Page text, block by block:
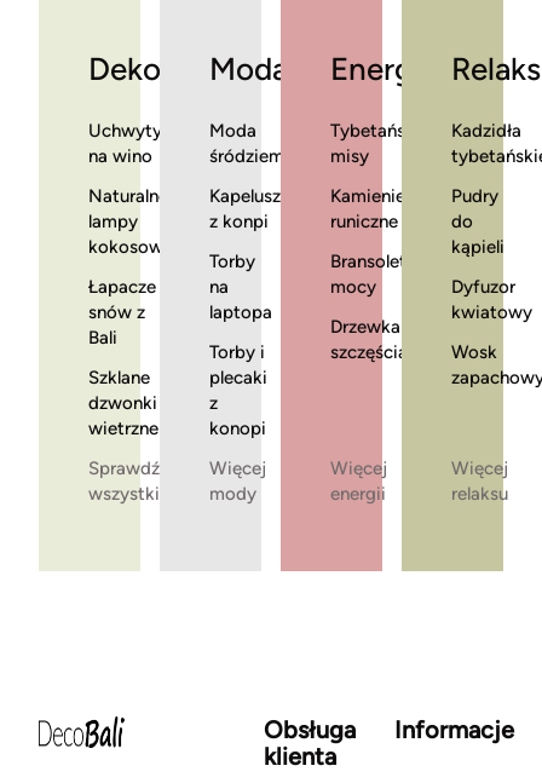
Dekoracje
Uchwyty
na wino
Naturalne
lampy
kokosowe
Łapacze
snów z
Bali
Szklane
dzwonki
wietrzne
Sprawdź
wszystkie
Moda
Moda
śródziemnomorska
Kapelusze
z konpi
Torby
na
laptopa
Torby i
plecaki
z
konopi
Więcej
mody
Energia
Tybetańskie
misy
Kamienie
runiczne
Bransoletki
mocy
Drzewka
szczęścia
Więcej
energii
Relaks
Kadzidła
Pudry
do
kąpieli
Dyfuzor
kwiatowy
Wosk
Więcej
relaksu
Obsługa
klienta
Informacje